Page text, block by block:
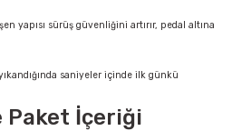
yapısı sürüş güvenliğini artırır, pedal altına
saniyeler içinde ilk günkü
Paket İçeriği